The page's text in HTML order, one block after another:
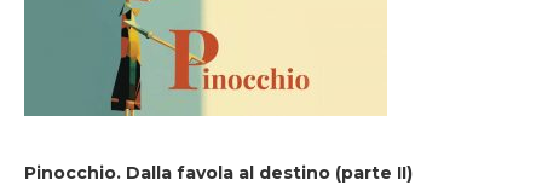
Pinocchio. Dalla favola al destino (parte II)